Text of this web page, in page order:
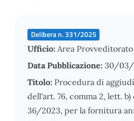
Delibera n. 331/2025
Ufficio: Area Provveditorato
Data Pubblicazione: 30/03/
Titolo: Procedura di
dell'art. 76, comma 2, lett. b)
36/2023, per la fornitura